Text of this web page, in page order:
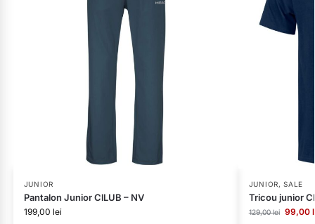
JUNIOR
Pantalon Junior ClLUB – NV
199,00 lei
JUNIOR,SALE
Tricou junior
129,00lei 99,00